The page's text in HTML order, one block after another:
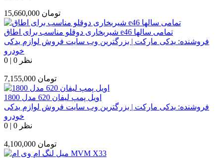
15,660,000 تومان
شیربخاری دوقلو مناسب برای اطاق e46 تمامی سالها
فروشنده: یدکی مارکت | بزرگترین وب سایت فروش لوازم یدکی
خودرو
0 | 0 نظر
7,155,000 تومان
اویل پمپ لیفان 620 مدل 1800
فروشنده: یدکی مارکت | بزرگترین وب سایت فروش لوازم یدکی
خودرو
0 | 0 نظر
4,100,000 تومان